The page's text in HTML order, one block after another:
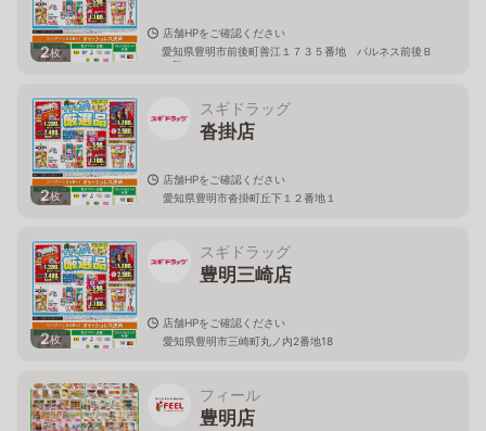
2枚
店舗HPをご確認ください
愛知県豊明市前後町善江１７３５番地 パルネス前後Ｂ
１階
2枚
スギドラッグ
沓掛店
店舗HPをご確認ください
愛知県豊明市沓掛町丘下１２番地１
2枚
スギドラッグ
豊明三崎店
店舗HPをご確認ください
愛知県豊明市三崎町丸ノ内2番地18
フィール
豊明店